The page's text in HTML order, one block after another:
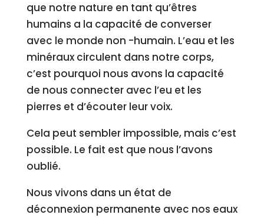
que notre nature en tant qu’êtres
humains a la capacité de converser
avec le monde non -humain. L’eau et les
minéraux circulent dans notre corps,
c’est pourquoi nous avons la capacité
de nous connecter avec l’eu et les
pierres et d’écouter leur voix.
Cela peut sembler impossible, mais c’est
possible. Le fait est que nous l’avons
oublié.
Nous vivons dans un état de
déconnexion permanente avec nos eaux